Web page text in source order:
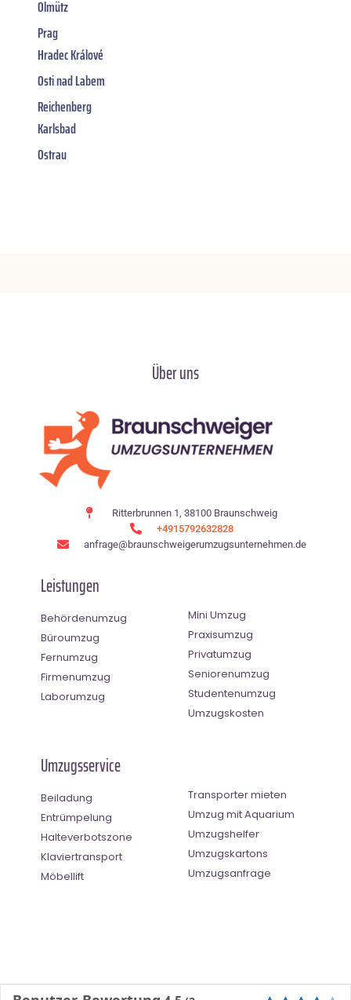
Olmütz
Prag
Hradec Králové
Osti nad Labem
Reichenberg
Karlsbad
Ostrau
Über uns
Ritterbrunnen 1, 38100 Braunschweig
+4915792632828
anfrage@braunschweigerumzugsunternehmen.de
Leistungen
Behördenumzug
Büroumzug
Fernumzug
Firmenumzug
Laborumzug
Mini Umzug
Praxisumzug
Privatumzug
Seniorenumzug
Studentenumzug
Umzugskosten
Umzugsservice
Beiladung
Entrümpelung
Halteverbotszone
Klaviertransport
Möbellift
Transporter mieten
Umzug mit Aquarium
Umzugshelfer
Umzugskartons
Umzugsanfrage